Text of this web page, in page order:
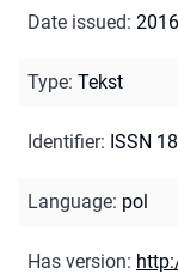
Date issued: 2016
Type: Tekst
Identifier: ISSN
Language: pol
Has version: